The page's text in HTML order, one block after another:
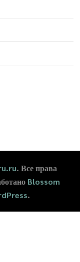
. Все права
Blossom
.